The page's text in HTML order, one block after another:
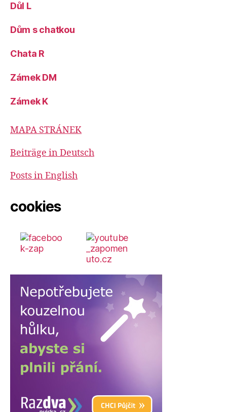
Důl L
Dům s chatkou
Chata R
Zámek DM
Zámek K
MAPA STRÁNEK
Beiträge in Deutsch
Posts in English
cookies